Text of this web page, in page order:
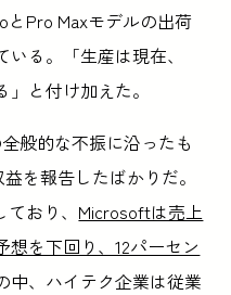
とPro Maxモデルの出荷
る。「生産は現在、
と付け加えた。
般的な不振に沿ったも
を報告したばかりだ。
おり、 Microsoftは売上
を下回り、12パーセン
中、ハイテク企業は従業